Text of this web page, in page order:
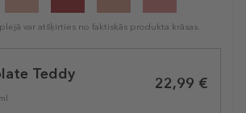
var atšķirties no faktiskās produkta krāsas.
Teddy
22,99 €